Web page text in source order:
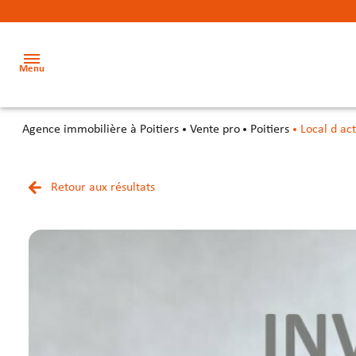
Menu
Acheter
Terrains
Locaux
Terrains
Locaux
Nos
agence immobilière à Poitiers Vente pro Poitiers Local d
Retour aux résultats